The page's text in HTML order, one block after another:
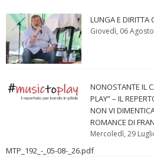
LUNGA E DIRITTA
Giovedì, 06
NONOSTANTE IL
PLAY” – IL
NON VI
ROMANCE DI
Mercoledì, 29
MTP_192_-_05-08-_26.pdf